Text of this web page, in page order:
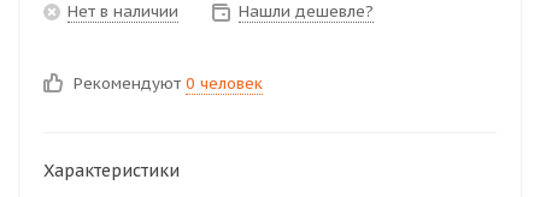
Нет в наличии Нашли дешевле?
Рекомендуют 0 человек
Характеристики